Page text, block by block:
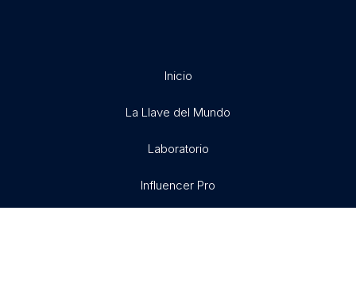
Inicio
La Llave del Mundo
Laboratorio
Influencer Pro